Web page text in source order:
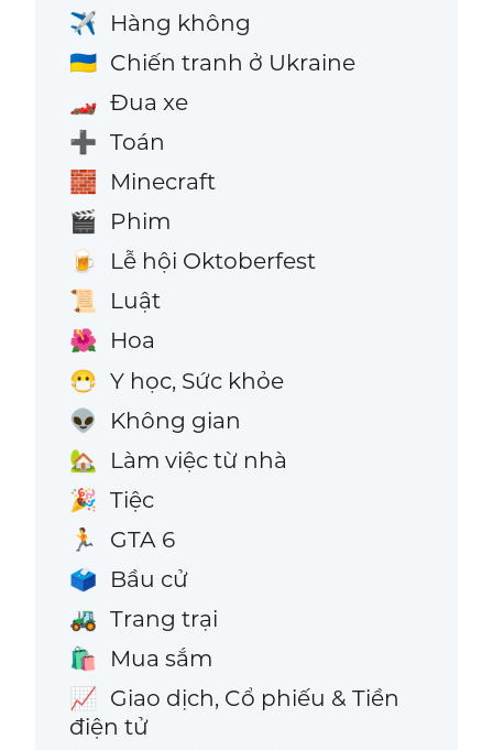
✈️ Hàng không
🇺🇦 Chiến tranh ở Ukraine
🏎️ Đua xe
➕ Toán
🧱 Minecraft
🎬 Phim
🍺 Lễ hội Oktoberfest
📜 Luật
🌺 Hoa
😷 Y học, Sức khỏe
👽 Không gian
🏡 Làm việc từ nhà
🎉 Tiệc
🏃 GTA 6
🗳️ Bầu cử
🚜 Trang trại
🛍️ Mua sắm
📈
Giao dịch, Cổ phiếu & Tiền
điện tử